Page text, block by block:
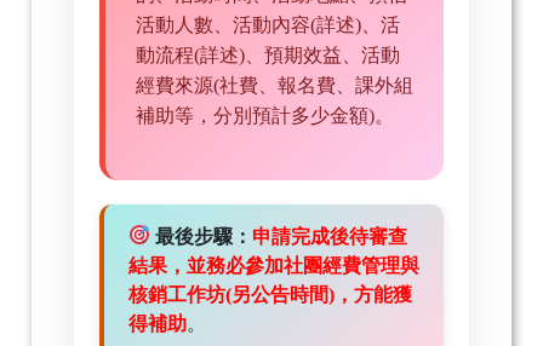
活動人數、活動內容(詳述)、活
動流程(詳述)、預期效益、活動
經費來源(社費、報名費、課外組
補助等，分別預計多少金額)。
最後步驟： 申請完成後待審查
結果，並務必參加社團經費管理與
核銷工作坊(另公告時間)，方能獲
得補助。